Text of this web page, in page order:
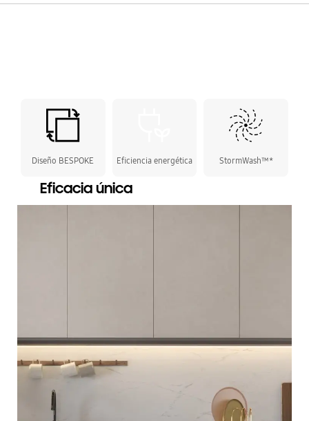
Diseño BESPOKE Eficiencia energética StormWash™*
Eficacia única